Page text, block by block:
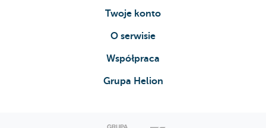
Twoje konto
O serwisie
Współpraca
Grupa Helion